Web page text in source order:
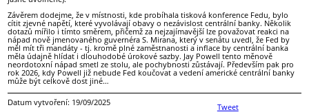
Závěrem dodejme, že v místnosti, kde probíhala tisková konference Fedu, bylo
cítit zjevné napětí, které vyvolávají obavy o nezávislost centrální banky. Několik
dotazů mířilo i tímto směrem, přičemž za nejzajímavější lze považovat reakci na
nápad nově jmenovaného guvernéra S. Mirana, který v senátu uvedl, že Fed by
měl mít tři mandáty - tj. kromě plné zaměstnanosti a inflace by centrální banka
měla údajně hlídat i dlouhodobé úrokové sazby. Jay Powell tento měnově
neordotoxní nápad smetl ze stolu, ale pochybnosti zůstávají. Především pak pro
rok 2026, kdy Powell již nebude Fed koučovat a vedení americké centrální banky
může být celkově dost jiné…
Tweet
Datum vytvoření: 19/09/2025